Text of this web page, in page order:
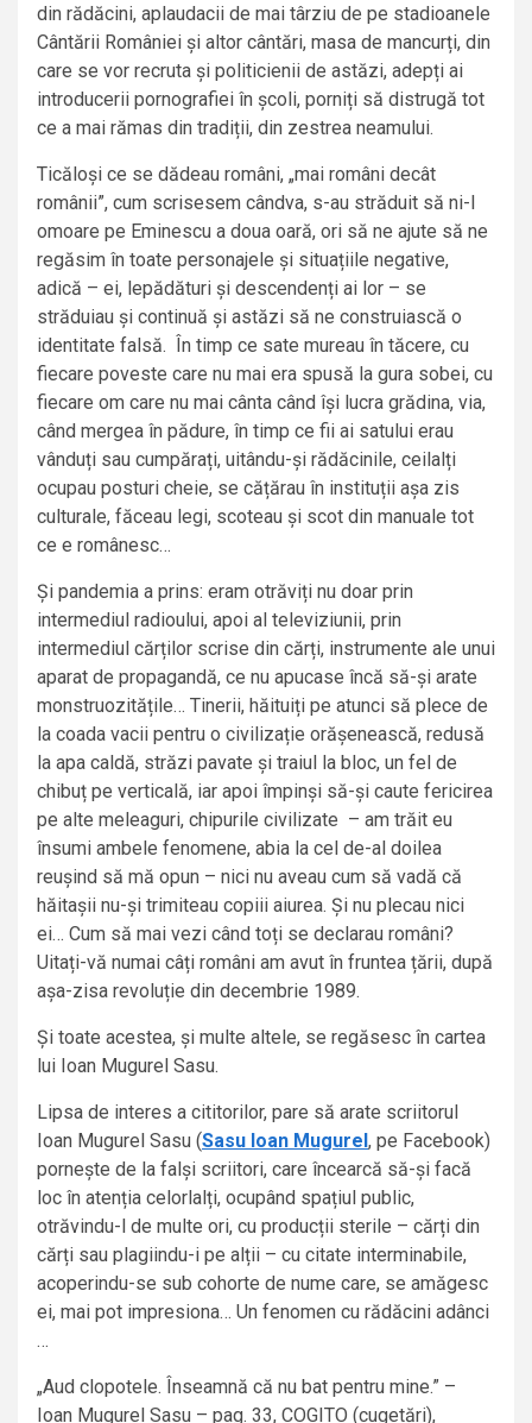
din rădăcini, aplaudacii de mai târziu de pe stadioanele
Cântării României și altor cântări, masa de mancurți, din
care se vor recruta și politicienii de astăzi, adepți ai
introducerii pornografiei în școli, porniți să distrugă tot
ce a mai rămas din tradiții, din zestrea neamului.
Ticăloși ce se dădeau români, „mai români decât
românii”, cum scrisesem cândva, s-au străduit să ni-l
omoare pe Eminescu a doua oară, ori să ne ajute să ne
regăsim în toate personajele și situațiile negative,
adică – ei, lepădături și descendenți ai lor – se
străduiau și continuă și astăzi să ne construiască o
identitate falsă. În timp ce sate mureau în tăcere, cu
fiecare poveste care nu mai era spusă la gura sobei, cu
fiecare om care nu mai cânta când își lucra grădina, via,
când mergea în pădure, în timp ce fii ai satului erau
vânduți sau cumpărați, uitându-și rădăcinile, ceilalți
ocupau posturi cheie, se cățărau în instituții așa zis
culturale, făceau legi, scoteau și scot din manuale tot
ce e românesc…
Și pandemia a prins: eram otrăviți nu doar prin
intermediul radioului, apoi al televiziunii, prin
intermediul cărților scrise din cărți, instrumente ale unui
aparat de propagandă, ce nu apucase încă să-și arate
monstruozitățile… Tinerii, hăituiți pe atunci să plece de
la coada vacii pentru o civilizație orășenească, redusă
la apa caldă, străzi pavate și traiul la bloc, un fel de
chibuț pe verticală, iar apoi împinși să-și caute fericirea
pe alte meleaguri, chipurile civilizate – am trăit eu
însumi ambele fenomene, abia la cel de-al doilea
reușind să mă opun – nici nu aveau cum să vadă că
hăitașii nu-și trimiteau copiii aiurea. Și nu plecau nici
ei… Cum să mai vezi când toți se declarau români?
Uitați-vă numai câți români am avut în fruntea țării, după
așa-zisa revoluție din decembrie 1989.
Și toate acestea, și multe altele, se regăsesc în cartea
lui Ioan Mugurel Sasu.
Lipsa de interes a cititorilor, pare să arate scriitorul
Ioan Mugurel Sasu (Sasu Ioan Mugurel, pe Facebook)
pornește de la falși scriitori, care încearcă să-și facă
loc în atenția celorlalți, ocupând spațiul public,
otrăvindu-l de multe ori, cu producții sterile – cărți din
cărți sau plagiindu-i pe alții – cu citate interminabile,
acoperindu-se sub cohorte de nume care, se amăgesc
ei, mai pot impresiona… Un fenomen cu rădăcini adânci
…
„Aud clopotele. Înseamnă că nu bat pentru mine.” –
Ioan Mugurel Sasu – pag. 33, COGITO (cugetări),